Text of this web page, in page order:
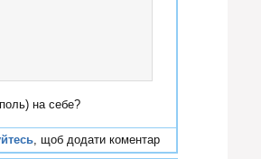
на себе?
, щоб додати коментар